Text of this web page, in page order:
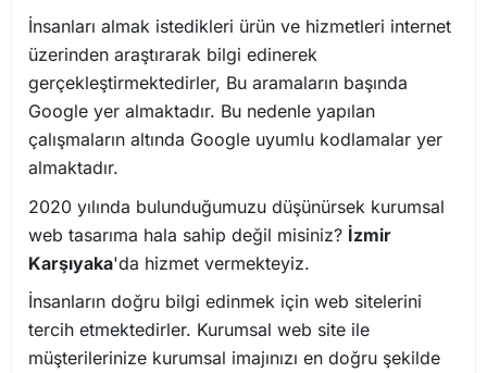
İnsanları almak istedikleri ürün ve hizmetleri internet
üzerinden araştırarak bilgi edinerek
gerçekleştirmektedirler, Bu aramaların başında
Google yer almaktadır. Bu nedenle yapılan
çalışmaların altında Google uyumlu kodlamalar yer
almaktadır.
2020 yılında bulunduğumuzu düşünürsek kurumsal
web tasarıma hala sahip değil misiniz? İzmir
Karşıyaka'da hizmet vermekteyiz.
İnsanların doğru bilgi edinmek için web sitelerini
tercih etmektedirler. Kurumsal web site ile
müşterilerinize kurumsal imajınızı en doğru şekilde